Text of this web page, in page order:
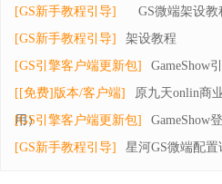
[GS新手教程引导]
GS微端架设
[GS新手教程引导]
架设教程
[GS引擎客户端更新包]
GameShow
[[免费]版本/客户端]
原九天onlin商
用）
[GS引擎客户端更新包]
GameShow
[GS新手教程引导]
星河GS微端配置